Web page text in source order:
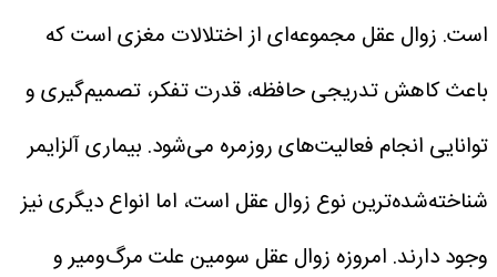
است. زوال عقل مجموعه‌ای از اختلالات مغزی است که
باعث کاهش تدریجی حافظه، قدرت تفکر، تصمیم‌گیری و
توانایی انجام فعالیت‌های روزمره می‌شود. بیماری آلزایمر
شناخته‌شده‌ترین نوع زوال عقل است، اما انواع دیگری نیز
وجود دارند. امروزه زوال عقل سومین علت مرگ‌ومیر و